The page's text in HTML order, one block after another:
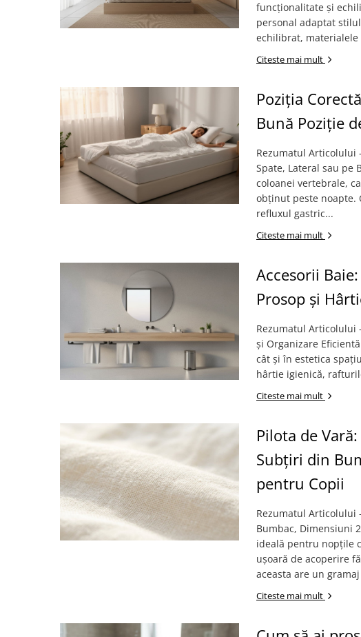
funcționalitate și
personal adaptat
echilibrat,
Citeste mai mult
Poziția
Bună Poziție
Rezumatul Articolului
Spate, Lateral sau pe
coloanei vertebrale,
obținut peste noapte.
refluxul gastric...
Citeste mai mult
Accesorii
Prosop și
Rezumatul Articolului
și Organizare
cât și în estetica
hârtie igienică,
Citeste mai mult
Pilota de
Subțiri din
pentru Copii
Rezumatul Articolului
Bumbac, Dimensiuni
ideală pentru nopțile
ușoară de acoperire
aceasta are un
Citeste mai mult